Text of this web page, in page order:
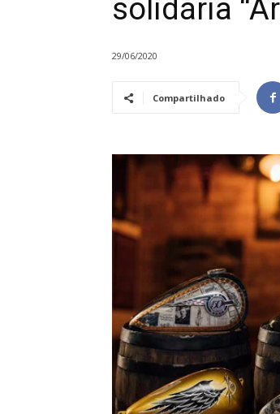
solidária
29/06/2020
Compartilhado